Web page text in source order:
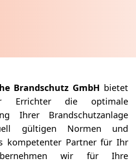
Brandschutz GmbH bietet
Errichter die optimale
Ihrer Brandschutzanlage
gültigen Normen und
kompetenter Partner für Ihr
wir für Ihre